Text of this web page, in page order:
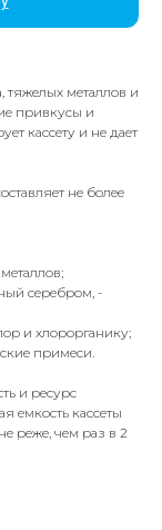
тяжелых металлов и
привкусы и
кассету и не дает
не более
серебром, -
и хлорорганику;
примеси.
и ресурс
емкость кассеты
реже, чем раз в 2